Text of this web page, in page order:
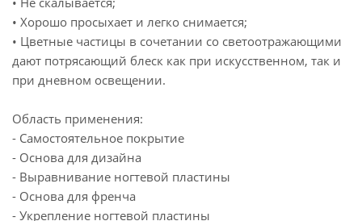
• Хорошо просыхает и легко снимается;
• Цветные частицы в сочетании со светоотражающими
дают потрясающий блеск как при искусственном, так и
при дневном освещении.
Область применения:
- Самостоятельное покрытие
- Основа для дизайна
- Выравнивание ногтевой пластины
- Основа для френча
- Укрепление ногтевой пластины